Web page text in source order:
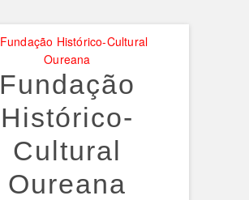
Fundação
Histórico-
Cultural
Oureana